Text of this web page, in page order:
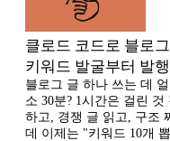
클로드 코드로 블로
키워드 발굴부터 발
블로그 글 하나 쓰는 데
소 30분? 1시간은 걸린
하고, 경쟁 글 읽고, 구조
데 이제는 "키워드 10개